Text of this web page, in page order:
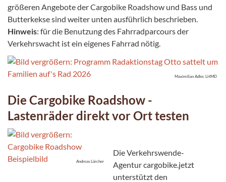
größeren Angebote der Cargobike Roadshow und Bass und
Butterkekse sind weiter unten ausführlich beschrieben.
Hinweis: für die Benutzung des Fahrradparcours der
Verkehrswacht ist ein eigenes Fahrrad nötig.
Maximilian Adler, LHMD
Die Cargobike Roadshow -
Lastenräder direkt vor Ort testen
Andreas Lörcher
Die Verkehrswende-
Agentur cargobike.jetzt
unterstützt den